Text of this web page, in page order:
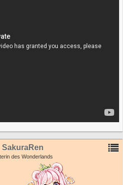
SakuraRen
des Wonderlands